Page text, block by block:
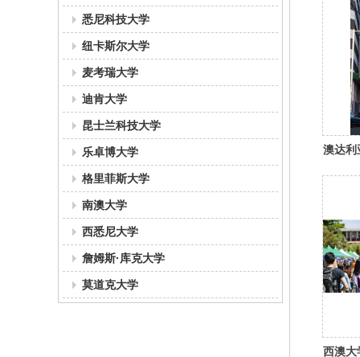
悉尼科技大学
纽卡斯尔大学
麦考瑞大学
迪肯大学
昆士兰科技大学
乐卓博大学
格里菲斯大学
南澳大学
西悉尼大学
詹姆斯·库克大学
莫道克大学
澳达利
西澳大